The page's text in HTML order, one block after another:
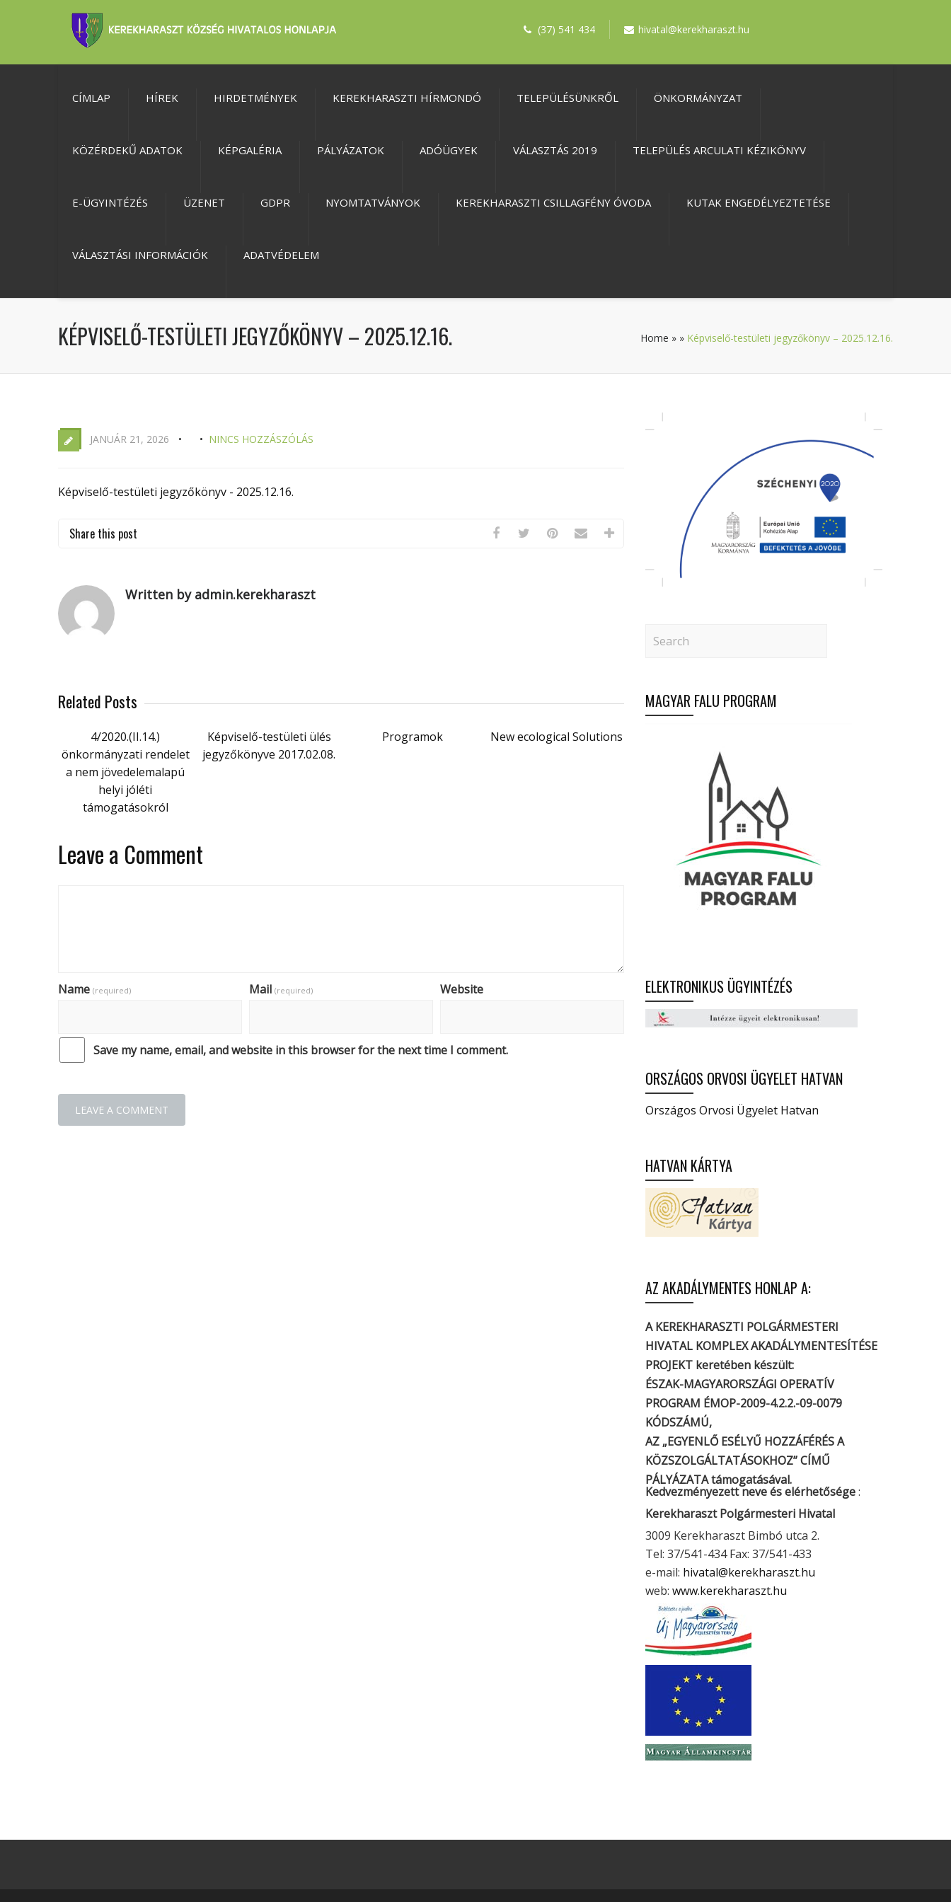
(37) 541 434 hivatal@kerekharaszt.hu
CÍMLAP HÍREK HIRDETMÉNYEK KEREKHARASZTI HÍRMONDÓ TELEPÜLÉSÜNKRŐL ÖNKORMÁNYZAT
KÖZÉRDEKŰ ADATOK KÉPGALÉRIA PÁLYÁZATOK ADÓÜGYEK VÁLASZTÁS 2019 TELEPÜLÉS ARCULATI KÉZIKÖNYV
E-ÜGYINTÉZÉS ÜZENET GDPR NYOMTATVÁNYOK KEREKHARASZTI CSILLAGFÉNY ÓVODA KUTAK ENGEDÉLYEZTETÉSE
VÁLASZTÁSI INFORMÁCIÓK ADATVÉDELEM
KÉPVISELŐ-TESTÜLETI JEGYZŐKÖNYV – 2025.12.16. Home » » Képviselő-testületi jegyzőkönyv – 2025.12.16.
JANUÁR 21, 2026 NINCS HOZZÁSZÓLÁS
Képviselő-testületi jegyzőkönyv - 2025.12.16.
Share this post
Written by admin.kerekharaszt
Related Posts
4/2020.(II.14.)
önkormányzati rendelet
a nem jövedelemalapú
helyi jóléti
támogatásokról
Képviselő-testületi ülés
jegyzőkönyve 2017.02.08.
Programok New ecological Solutions
Leave a Comment
Name (required) Mail (required) Website
Save my name, email, and website in this browser for the next time I comment.
MAGYAR FALU PROGRAM
ELEKTRONIKUS ÜGYINTÉZÉS
ORSZÁGOS ORVOSI ÜGYELET HATVAN
Országos Orvosi Ügyelet Hatvan
HATVAN KÁRTYA
AZ AKADÁLYMENTES HONLAP A:
A KEREKHARASZTI POLGÁRMESTERI
HIVATAL KOMPLEX AKADÁLYMENTESÍTÉSE
PROJEKT keretében készült:
ÉSZAK-MAGYARORSZÁGI OPERATÍV
PROGRAM ÉMOP-2009-4.2.2.-09-0079
KÓDSZÁMÚ,
AZ „EGYENLŐ ESÉLYŰ HOZZÁFÉRÉS A
KÖZSZOLGÁLTATÁSOKHOZ” CÍMŰ
PÁLYÁZATA támogatásával.
Kedvezményezett neve és elérhetősége:
Kerekharaszt Polgármesteri Hivatal
3009 Kerekharaszt Bimbó utca 2.
Tel: 37/541-434 Fax: 37/541-433
e-mail: hivatal@kerekharaszt.hu
web: www.kerekharaszt.hu